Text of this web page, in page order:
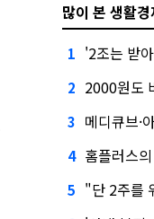
많이 본 생활
1 '2조는 받아
2 2000원도 비싸
3 메디큐브·아
4 홈플러스의
5 "단 2주를 위